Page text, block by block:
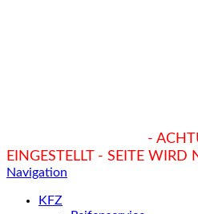
-
EINGESTELLT - SEITE WIRD
Navigation
KFZ